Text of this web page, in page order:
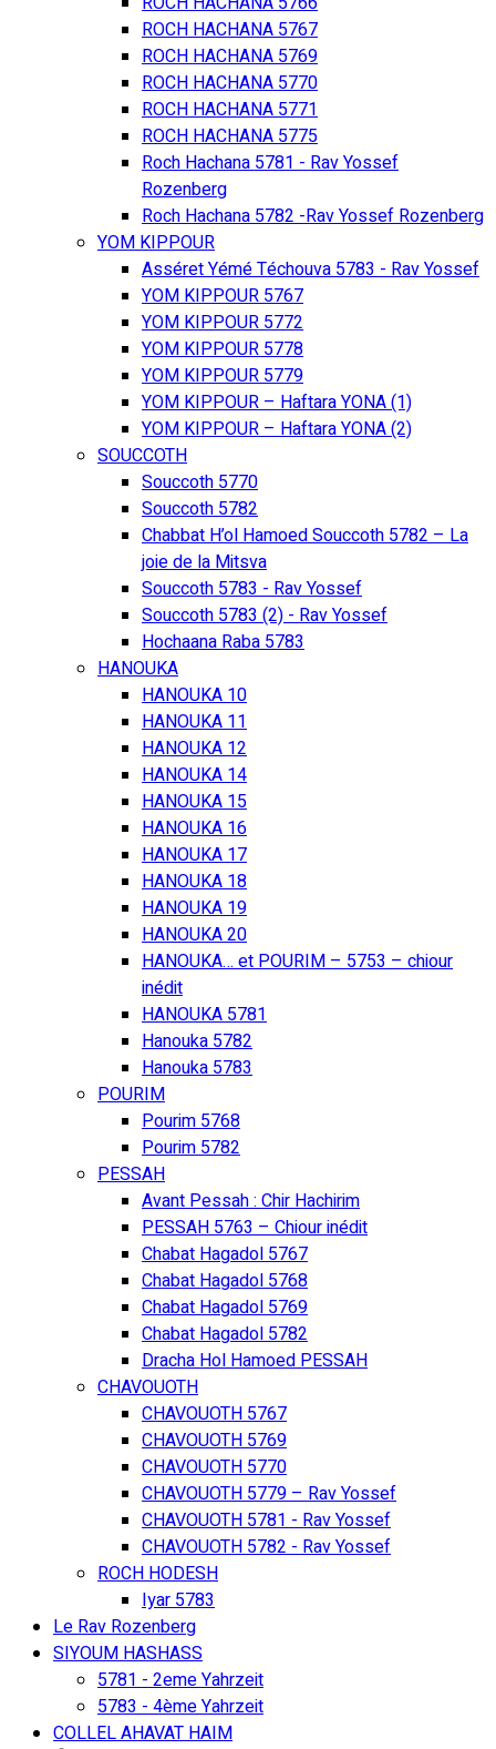
ROCH HACHANA 5767
ROCH HACHANA 5769
ROCH HACHANA 5770
ROCH HACHANA 5771
ROCH HACHANA 5775
Roch Hachana 5781 - Rav Yossef
Rozenberg
Roch Hachana 5782 -Rav Yossef Rozenberg
YOM KIPPOUR
Asséret Yémé Téchouva 5783 - Rav Yossef
YOM KIPPOUR 5767
YOM KIPPOUR 5772
YOM KIPPOUR 5778
YOM KIPPOUR 5779
YOM KIPPOUR – Haftara YONA (1)
YOM KIPPOUR – Haftara YONA (2)
SOUCCOTH
Souccoth 5770
Souccoth 5782
Chabbat H’ol Hamoed Souccoth 5782 – La
joie de la Mitsva
Souccoth 5783 - Rav Yossef
Souccoth 5783 (2) - Rav Yossef
Hochaana Raba 5783
HANOUKA
HANOUKA 10
HANOUKA 11
HANOUKA 12
HANOUKA 14
HANOUKA 15
HANOUKA 16
HANOUKA 17
HANOUKA 18
HANOUKA 19
HANOUKA 20
HANOUKA… et POURIM – 5753 – chiour
inédit
HANOUKA 5781
Hanouka 5782
Hanouka 5783
POURIM
Pourim 5768
Pourim 5782
PESSAH
Avant Pessah : Chir Hachirim
PESSAH 5763 – Chiour inédit
Chabat Hagadol 5767
Chabat Hagadol 5768
Chabat Hagadol 5769
Chabat Hagadol 5782
Dracha Hol Hamoed PESSAH
CHAVOUOTH
CHAVOUOTH 5767
CHAVOUOTH 5769
CHAVOUOTH 5770
CHAVOUOTH 5779 – Rav Yossef
CHAVOUOTH 5781 - Rav Yossef
CHAVOUOTH 5782 - Rav Yossef
ROCH HODESH
Iyar 5783
Le Rav Rozenberg
SIYOUM HASHASS
5781 - 2eme Yahrzeit
5783 - 4ème Yahrzeit
COLLEL AHAVAT HAIM